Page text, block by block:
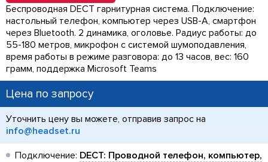
Беспроводная DECT гарнитурная система. Подключение:
настольный телефон, компьютер через USB-A, смартфон
через Bluetooth. 2 динамика, оголовье. Радиус работы: до
55-180 метров, микрофон с системой шумоподавления,
время работы в режиме разговора: до 13 часов, вес: 160
грамм, поддержка Microsoft Teams
Цена по запросу
Уточнить цену вы можете, отправив запрос на
info@headset.ru
Подключение: DECT: Проводной телефон, компьютер,